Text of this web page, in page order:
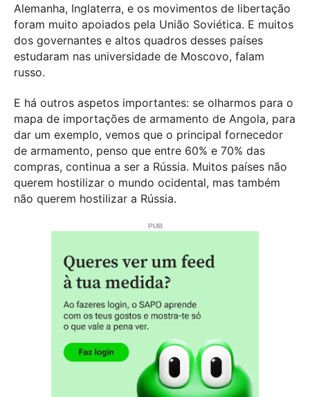
Alemanha, Inglaterra, e os movimentos de libertação
foram muito apoiados pela União Soviética. E muitos
dos governantes e altos quadros desses países
estudaram nas universidade de Moscovo, falam
russo.
E há outros aspetos importantes: se olharmos para o
mapa de importações de armamento de Angola, para
dar um exemplo, vemos que o principal fornecedor
de armamento, penso que entre 60% e 70% das
compras, continua a ser a Rússia. Muitos países não
querem hostilizar o mundo ocidental, mas também
não querem hostilizar a Rússia.